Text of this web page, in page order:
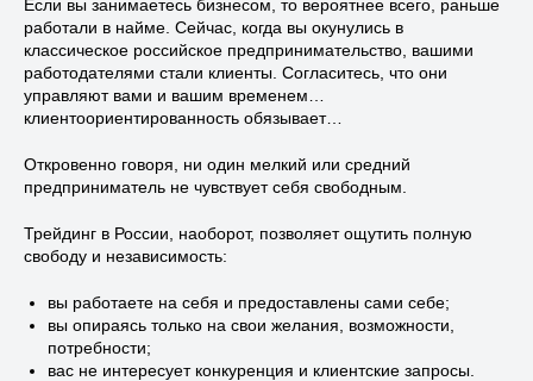
Если вы занимаетесь бизнесом, то вероятнее всего, раньше
работали в найме. Сейчас, когда вы окунулись в
классическое российское предпринимательство, вашими
работодателями стали клиенты. Согласитесь, что они
управляют вами и вашим временем…
клиентоориентированность обязывает…
Откровенно говоря, ни один мелкий или средний
предприниматель не чувствует себя свободным.⠀
Трейдинг в России, наоборот, позволяет ощутить полную
свободу и независимость:
вы работаете на себя и предоставлены сами себе;
вы опираясь только на свои желания, возможности,
потребности;
вас не интересует конкуренция и клиентские запросы.⠀